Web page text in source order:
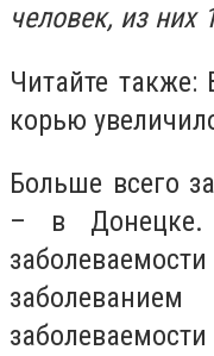
человек, из них
Читайте
корью
Больше всего
– в